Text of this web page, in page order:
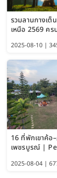
รวมลานกางเต็
เหนือ 2569 ค
2025-08-10 |
16 ที่พักเขาค้อ
เพชรบูรณ์ |
2025-08-04 |